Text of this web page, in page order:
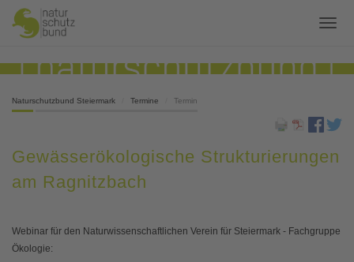
Naturschutzbund Steiermark Termine Termin
Gewässerökologische Strukturierungen
am Ragnitzbach
Webinar für den Naturwissenschaftlichen Verein für Steiermark - Fachgruppe
Ökologie: